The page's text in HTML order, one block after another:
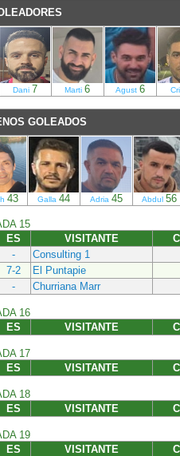
Dani 7 Marti 6 Agust 6
GOLEADOS
43 Galla 44 Adria 45 Abdul 56
15
ES VISITANTE
-
Consulting 1
7-2 El Puntapie
- Churriana Marr
16
ES VISITANTE
17
ES VISITANTE
18
ES VISITANTE
19
ES VISITANTE